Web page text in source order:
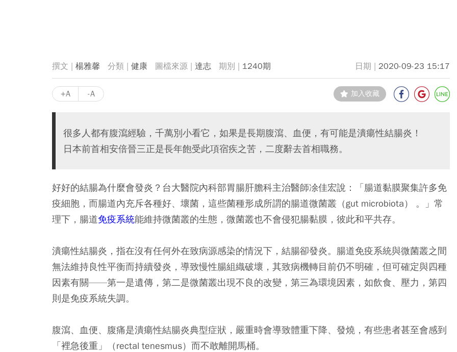
楊雅馨 健康 達志 1240期 2020-09-23 15:17
+A -A 加入收藏
很多人都有腹瀉經驗，千萬別小看它，如果是長期腹瀉、血便，有可能是潰瘍性結腸炎！
日本前首相安倍晉三正是長年飽受此項宿疾之苦，二度辭去首相職務。
好好的結腸為什麼會發炎？台大醫院內科部胃腸肝膽科主治醫師凃佳宏說：「腸道黏膜聚集許多免
疫細胞，而腸道內充斥各種好、壞菌，這些菌種形成所謂的腸道微菌叢（gut microbiota） 。」常
理下，腸道免疫系統能維持微菌叢的生態，微菌叢也不會侵犯腸黏膜，彼此和平共存。
潰瘍性結腸炎，指在沒有任何外在致病源感染的情況下，結腸卻發炎。腸道免疫系統與微菌叢之間
無法維持良性平衡而持續發炎，導致慢性腸組織破壞，其致病機轉目前仍不明確，但可確定與四種
因素有關——第一是遺傳，第二是微菌叢出現不良的改變，第三為環境因素，如飲食、壓力，第四
則是免疫系統失調。
腹瀉、血便、腹痛是潰瘍性結腸炎典型症狀，嚴重時會導致體重下降、發燒，有些患者甚至會感到
「裡急後重」（rectal tenesmus）而不敢離開馬桶。